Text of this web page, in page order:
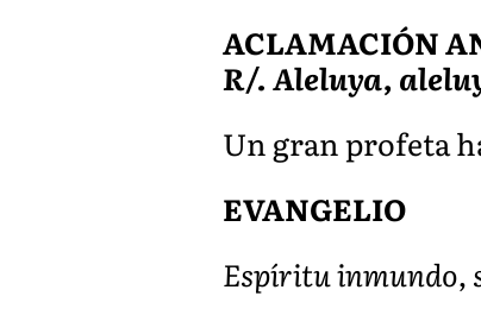
ACLAMACIÓN
R/. Aleluya,
Un gran profeta
EVANGELIO
Espíritu inmundo,